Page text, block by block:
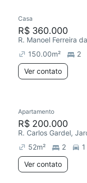
Casa
R$ 360.000
R. Manoel Ferreira
150.00m² 2
Ver contato
Redecorar
Apartamento
R$ 200.000
R. Carlos Gardel,
52m² 2
1
Ver contato